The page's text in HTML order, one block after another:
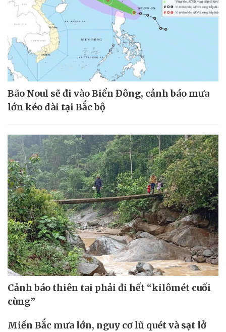
Bão Noul sẽ đi vào Biển Đông, cảnh báo mưa
lớn kéo dài tại Bắc bộ
Cảnh báo thiên tai phải đi hết “kilômét cuối
cùng”
Miền Bắc mưa lớn, nguy cơ lũ quét và sạt lở